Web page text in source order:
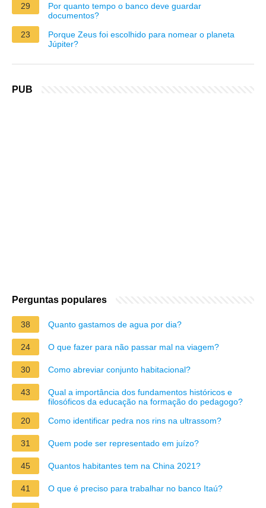
29
Por quanto tempo o banco deve guardar
documentos?
23
Porque Zeus foi escolhido para nomear o planeta
Júpiter?
PUB
Perguntas populares
38 Quanto gastamos de agua por dia?
24 O que fazer para não passar mal na viagem?
30 Como abreviar conjunto habitacional?
43
Qual a importância dos fundamentos históricos e
filosóficos da educação na formação do pedagogo?
20
Como identificar pedra nos rins na ultrassom?
31 Quem pode ser representado em juízo?
45 Quantos habitantes tem na China 2021?
41 O que é preciso para trabalhar no banco Itaú?